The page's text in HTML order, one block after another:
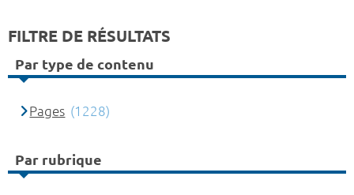
FILTRE DE RÉSULTATS
Par type de contenu
Pages (1228)
Par rubrique